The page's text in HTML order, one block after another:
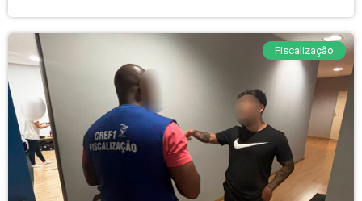
Fiscalização